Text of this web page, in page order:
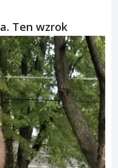
Ten wzrok